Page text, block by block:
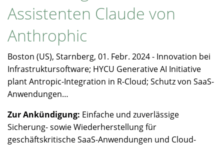
Assistenten Claude von
Anthrophic
Boston (US), Starnberg, 01. Febr. 2024 - Innovation bei
Infrastruktursoftware; HYCU Generative AI Initiative
plant Antropic-Integration in R-Cloud; Schutz von SaaS-
Anwendungen…
Zur Ankündigung: Einfache und zuverlässige
Sicherung- sowie Wiederherstellung für
geschäftskritische SaaS-Anwendungen und Cloud-